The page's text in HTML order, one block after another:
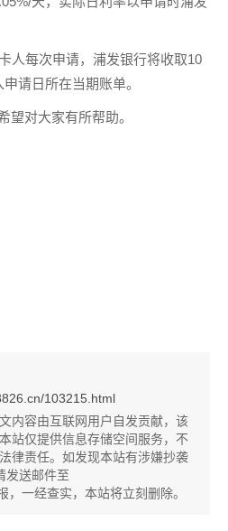
人每次申请，浦发银行将收取10
请日所在当期账单。
望对大家有所帮助。
103215.html
内容由互联网用户自发贡献，该
站仅提供信息存储空间服务，不
律责任。如发现本站有涉嫌抄袭
发送邮件至
一经查实，本站将立刻删除。